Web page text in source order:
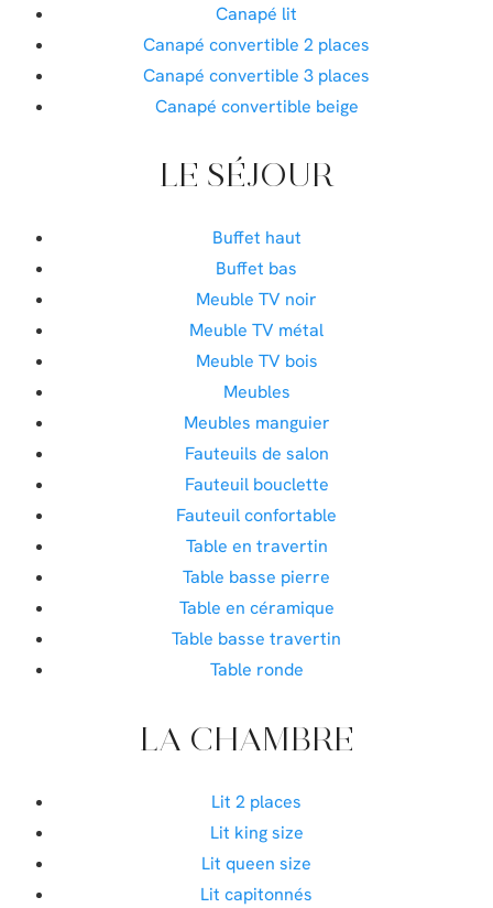
Canapé lit
Canapé convertible 2 places
Canapé convertible 3 places
Canapé convertible beige
LE SÉJOUR
Buffet haut
Buffet bas
Meuble TV noir
Meuble TV métal
Meuble TV bois
Meubles
Meubles manguier
Fauteuils de salon
Fauteuil bouclette
Fauteuil confortable
Table en travertin
Table basse pierre
Table en céramique
Table basse travertin
Table ronde
LA CHAMBRE
Lit 2 places
Lit king size
Lit queen size
Lit capitonnés